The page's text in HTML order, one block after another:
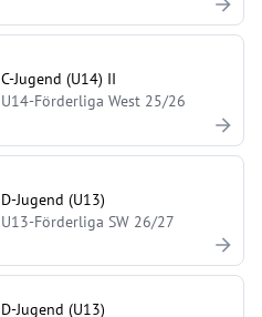
C-Jugend (U14) II
U14-Förderliga West 25/26
D-Jugend (U13)
U13-Förderliga SW 26/27
D-Jugend (U13)